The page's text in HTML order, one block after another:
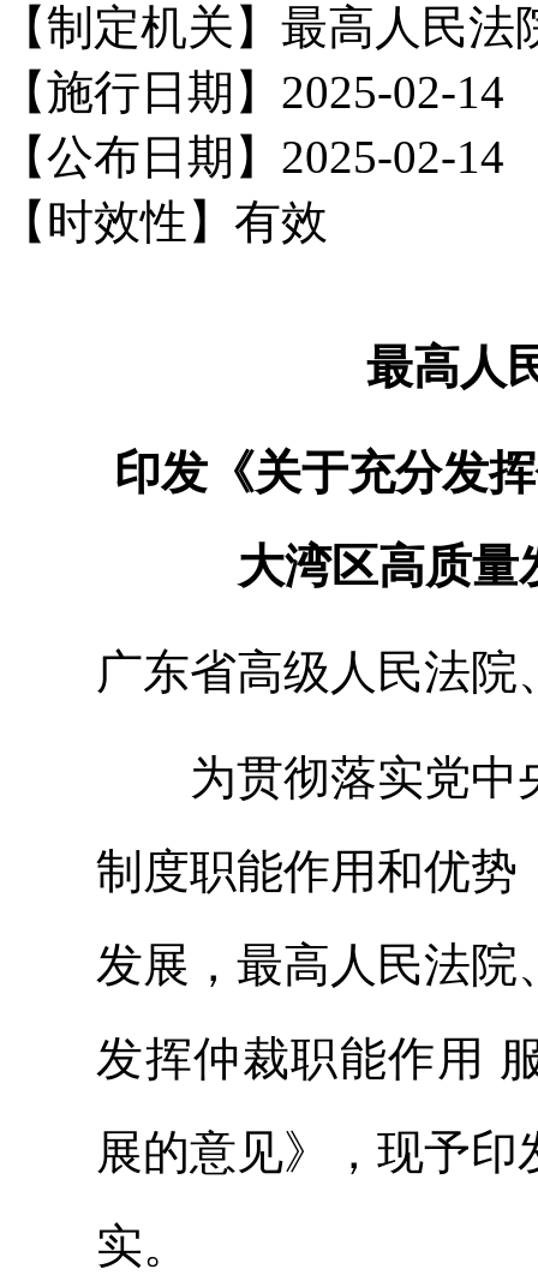
【制定机关】最高人民法
【施行日期】2025-02-14
【公布日期】2025-02-14
【时效性】有效
最高人
印发《关于充分发
大湾区高质量
广东省高级人民法
为贯彻落实党中
制度职能作用和优势
发展，最高人民法
发挥仲裁职能作用
展的意见》，现予
实。